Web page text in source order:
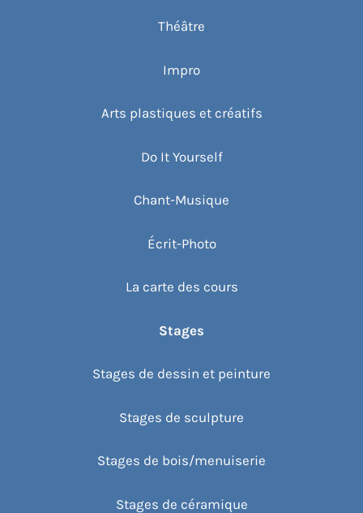
Théâtre
Impro
Arts plastiques et créatifs
Do It Yourself
Chant-Musique
Écrit-Photo
La carte des cours
Stages
Stages de dessin et peinture
Stages de sculpture
Stages de bois/menuiserie
Stages de céramique